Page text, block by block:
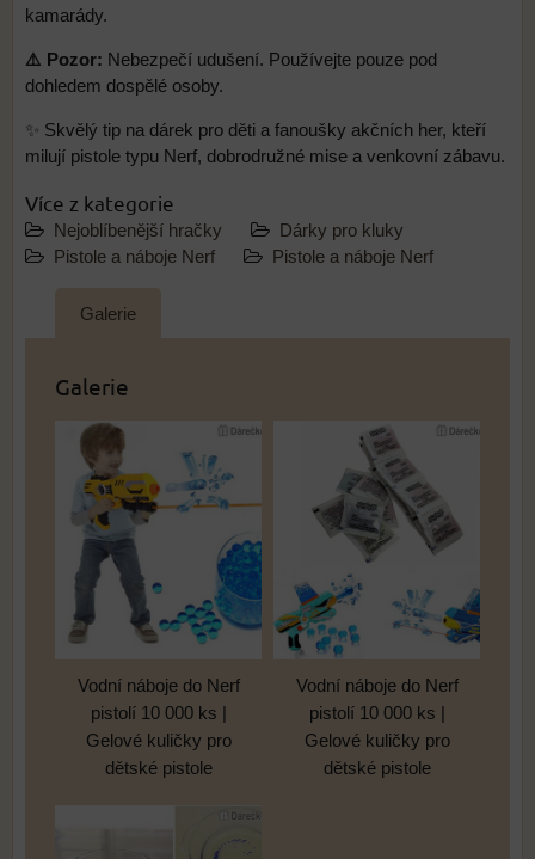
kamarády.
⚠️ Pozor: Nebezpečí udušení. Používejte pouze pod
dohledem dospělé osoby.
✨ Skvělý tip na dárek pro děti a fanoušky akčních her, kteří
milují pistole typu Nerf, dobrodružné mise a venkovní zábavu.
Více z kategorie
Nejoblíbenější hračky
Dárky pro kluky
Pistole a náboje Nerf
Pistole a náboje Nerf
Galerie
Galerie
Vodní náboje do Nerf
pistolí 10 000 ks |
Gelové kuličky pro
dětské pistole
Vodní náboje do Nerf
pistolí 10 000 ks |
Gelové kuličky pro
dětské pistole